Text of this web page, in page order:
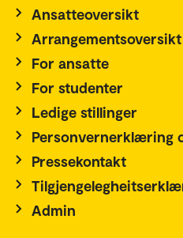
Ansatteoversikt
Arrangementsoversikt
For ansatte
For studenter
Ledige stillinger
Personvernerklæring
Pressekontakt
Admin